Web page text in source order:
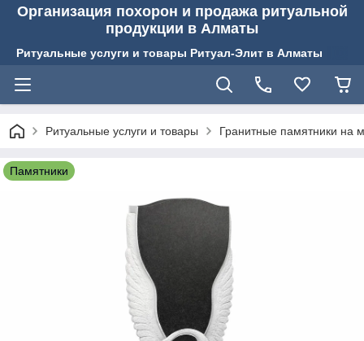
Организация похорон и продажа ритуальной
продукции в Алматы
Ритуальные услуги и товары Ритуал-Элит в Алматы
Ритуальные услуги и товары Гранитные памятники на
Памятники